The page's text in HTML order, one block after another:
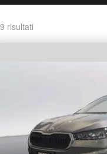
risultati